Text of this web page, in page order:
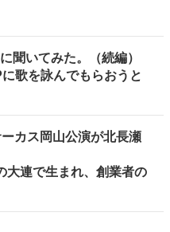
聞いてみた。（続編）
歌を詠んでもらおうと
カス岡山公演が北長瀬
連で生まれ、創業者の